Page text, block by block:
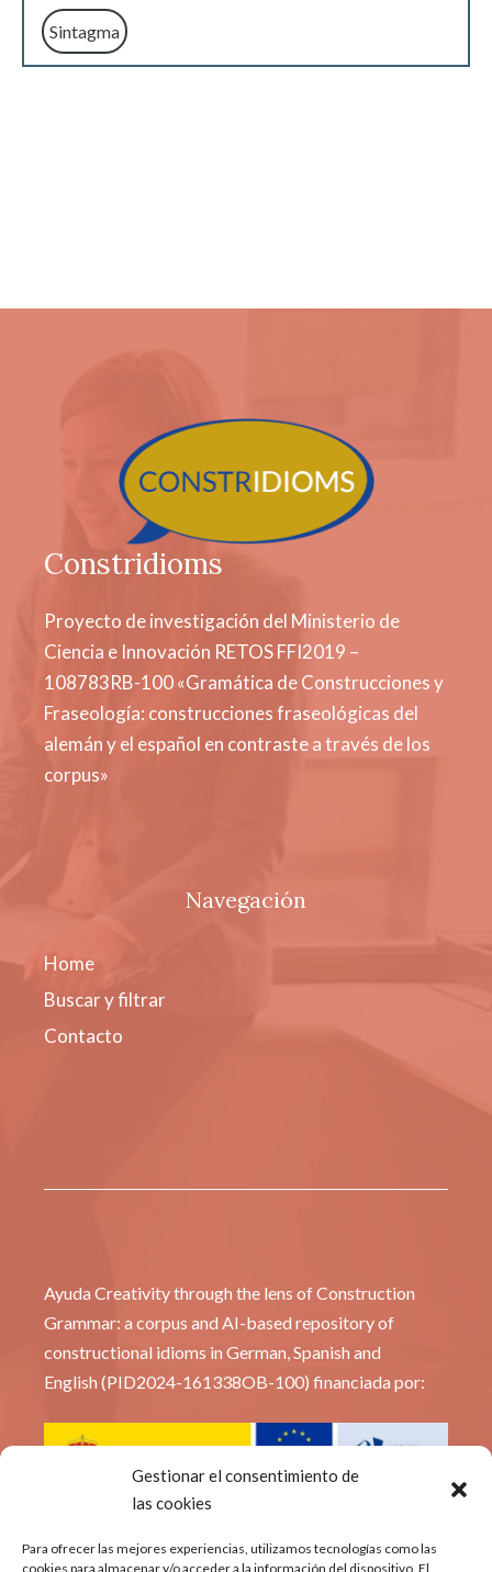
Gestionar el consentimiento de
las cookies
Para ofrecer las mejores experiencias, utilizamos tecnologías como las
cookies para almacenar y/o acceder a la información del dispositivo. El
Sintagma
Constridioms
Proyecto de investigación del Ministerio de
Ciencia e Innovación RETOS FFI2019 –
108783RB-100 «Gramática de Construcciones y
Fraseología: construcciones fraseológicas del
alemán y el español en contraste a través de los
corpus»
Navegación
Home
Buscar y filtrar
Contacto
Ayuda Creativity through the lens of Construction
Grammar: a corpus and AI-based repository of
constructional idioms in German, Spanish and
English (PID2024-161338OB-100) financiada por:
© Constridioms